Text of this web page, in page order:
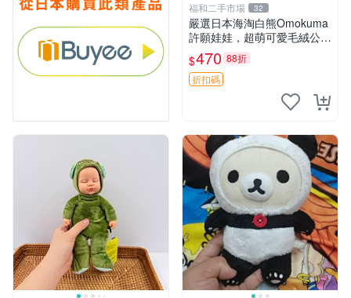
福和二手市場 32
嚴選日本海淘白熊Omokuma
許願娃娃，超萌可愛毛絨公仔
推薦收藏 白熊 Omokuma 毛
絨玩具 偽裝娃娃 玩具擺飾
$470 88折
折扣碼